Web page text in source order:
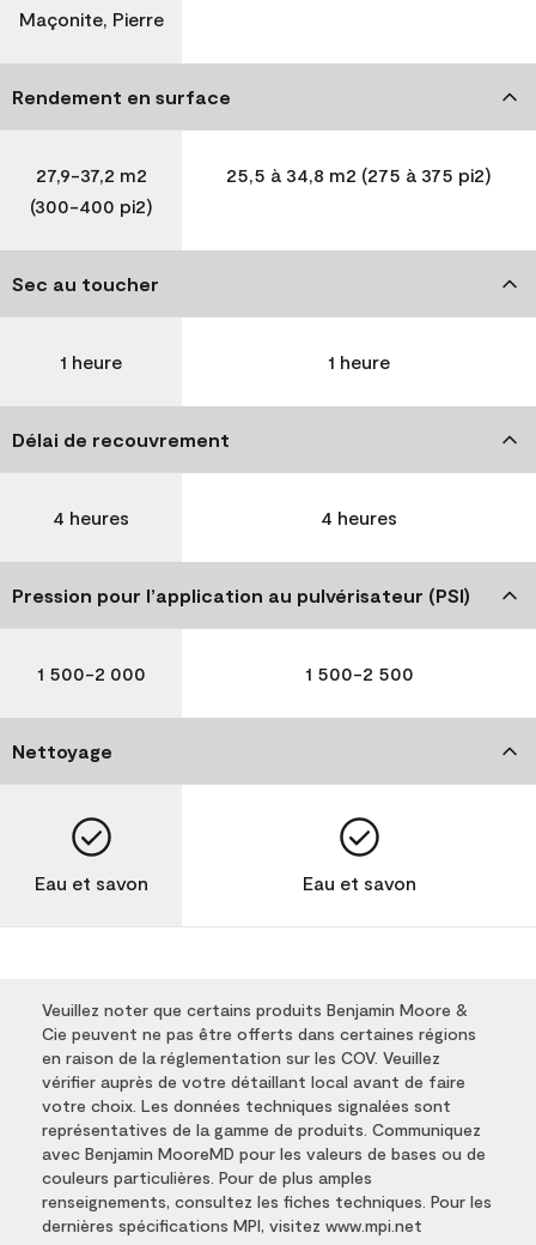
Maçonite, Pierre
Rendement en surface
27,9-37,2 m2
(300-400 pi2)
25,5 à 34,8 m2 (275 à 375 pi2)
Sec au toucher
1 heure 1 heure
Délai de recouvrement
4 heures 4 heures
Pression pour l’application au pulvérisateur (PSI)
1 500-2 000 1 500-2 500
Nettoyage
Eau et savon Eau et savon
Veuillez noter que certains produits Benjamin Moore &
Cie peuvent ne pas être offerts dans certaines régions
en raison de la réglementation sur les COV. Veuillez
vérifier auprès de votre détaillant local avant de faire
votre choix. Les données techniques signalées sont
représentatives de la gamme de produits. Communiquez
avec Benjamin MooreMD pour les valeurs de bases ou de
couleurs particulières. Pour de plus amples
renseignements, consultez les fiches techniques. Pour les
dernières spécifications MPI, visitez www.mpi.net